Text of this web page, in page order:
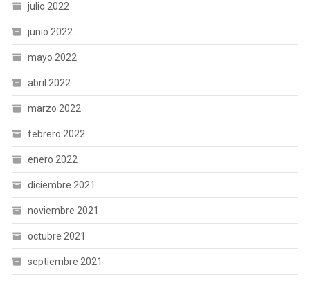
julio 2022
junio 2022
mayo 2022
abril 2022
marzo 2022
febrero 2022
enero 2022
diciembre 2021
noviembre 2021
octubre 2021
septiembre 2021